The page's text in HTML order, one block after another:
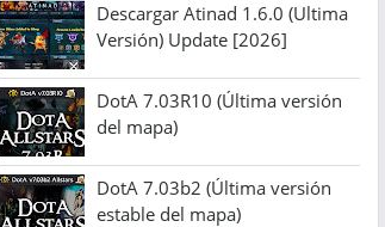
Descargar Atinad 1.6.0 (Ultima
Versión) Update [2026]
DotA 7.03R10 (Última versión
del mapa)
DotA 7.03b2 (Última versión
estable del mapa)